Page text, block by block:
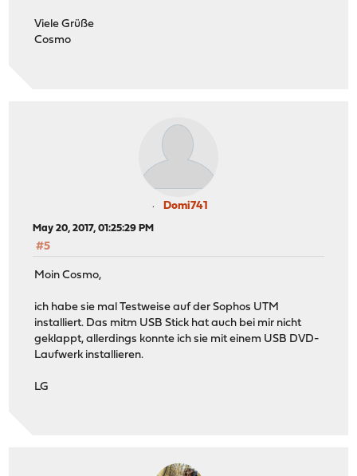
Viele Grüße
Cosmo
Domi741
May 20, 2017, 01:25:29 PM
#5
Moin Cosmo,
ich habe sie mal Testweise auf der Sophos UTM
installiert. Das mitm USB Stick hat auch bei mir nicht
geklappt, allerdings konnte ich sie mit einem USB DVD-
Laufwerk installieren.
LG